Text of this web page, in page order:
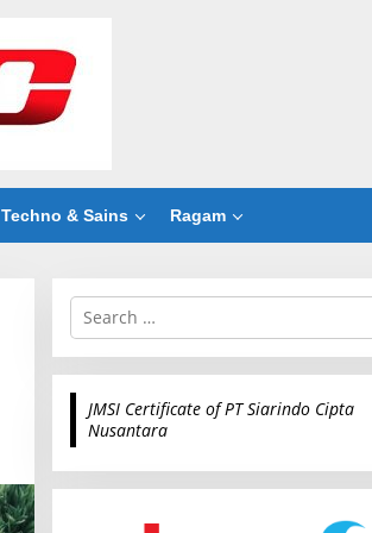
Techno & Sains Ragam
S
r
c
r
JMSI Certificate of PT Siarindo Cipta
Nusantara